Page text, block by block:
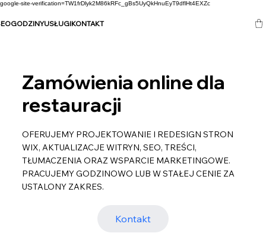
google-site-verification=TW1frDlyk2M86kRFc_gBs5UyQkHnuEyT9dflHt4EXZc
GODZINYUSŁUGIKONTAKT
Zamówienia online dla
restauracji
OFERUJEMY PROJEKTOWANIE I REDESIGN STRON
WIX, AKTUALIZACJE WITRYN, SEO, TREŚCI,
TŁUMACZENIA ORAZ WSPARCIE MARKETINGOWE.
PRACUJEMY GODZINOWO LUB W STAŁEJ CENIE ZA
USTALONY ZAKRES.
Kontakt